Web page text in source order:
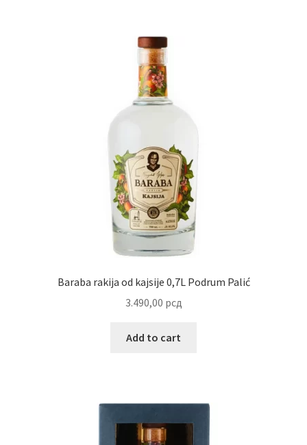
Baraba rakija od kajsije 0,7L Podrum Palić
3.490,00 рсд
Add to cart